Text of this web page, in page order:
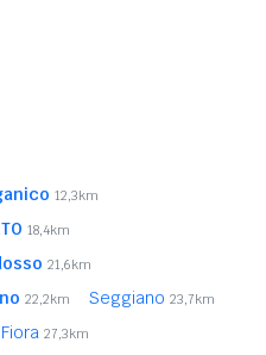
12,3km
18,4km
21,6km
22,2km Seggiano 23,7km
27,3km